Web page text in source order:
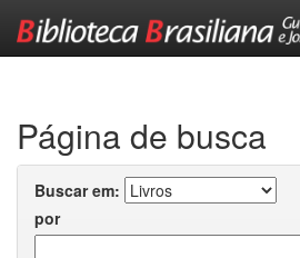
Página de busca
Buscar em:
por